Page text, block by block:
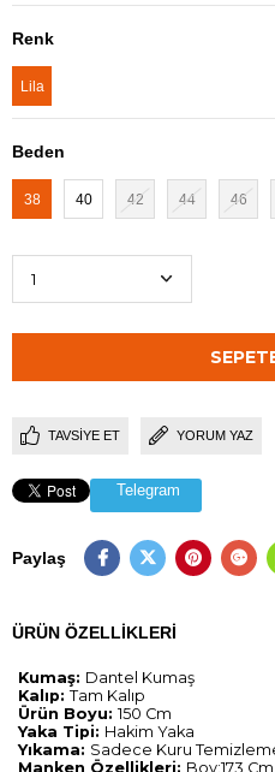
Renk
Lila
Beden
38 40 42 44 46
TAVSIYE ET YORUM YAZ
Telegram
Paylaş
ÜRÜN ÖZELLIKLERI
Kumaş: Dantel Kumaş
Kalıp: Tam Kalıp
Ürün Boyu: 150 Cm
Yaka Tipi: Hakim Yaka
Yıkama: Sadece Kuru
Manken Özellikleri: Boy:173